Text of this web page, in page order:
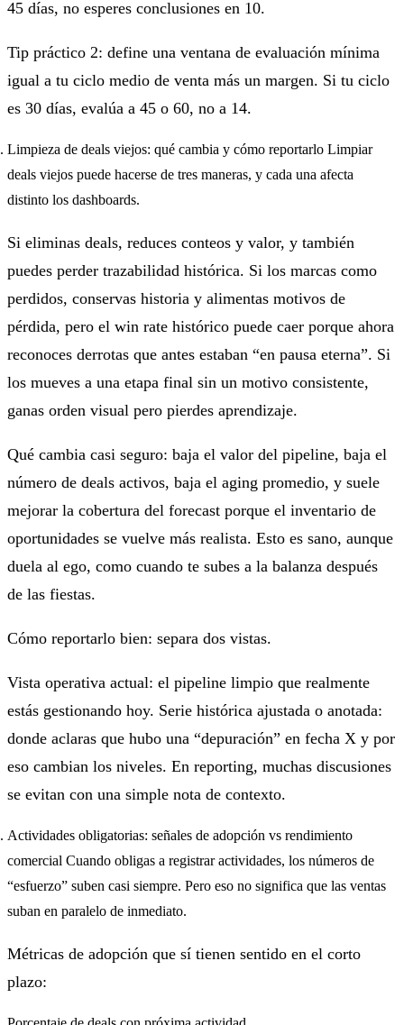
45 días, no esperes conclusiones en 10.
Tip práctico 2: define una ventana de evaluación mínima
igual a tu ciclo medio de venta más un margen. Si tu ciclo
es 30 días, evalúa a 45 o 60, no a 14.
Limpieza de deals viejos: qué cambia y cómo reportarlo Limpiar
deals viejos puede hacerse de tres maneras, y cada una afecta
distinto los dashboards.
Si eliminas deals, reduces conteos y valor, y también
puedes perder trazabilidad histórica. Si los marcas como
perdidos, conservas historia y alimentas motivos de
pérdida, pero el win rate histórico puede caer porque ahora
reconoces derrotas que antes estaban “en pausa eterna”. Si
los mueves a una etapa final sin un motivo consistente,
ganas orden visual pero pierdes aprendizaje.
Qué cambia casi seguro: baja el valor del pipeline, baja el
número de deals activos, baja el aging promedio, y suele
mejorar la cobertura del forecast porque el inventario de
oportunidades se vuelve más realista. Esto es sano, aunque
duela al ego, como cuando te subes a la balanza después
de las fiestas.
Cómo reportarlo bien: separa dos vistas.
Vista operativa actual: el pipeline limpio que realmente
estás gestionando hoy. Serie histórica ajustada o anotada:
donde aclaras que hubo una “depuración” en fecha X y por
eso cambian los niveles. En reporting, muchas discusiones
se evitan con una simple nota de contexto.
Actividades obligatorias: señales de adopción vs rendimiento
comercial Cuando obligas a registrar actividades, los números de
“esfuerzo” suben casi siempre. Pero eso no significa que las ventas
suban en paralelo de inmediato.
Métricas de adopción que sí tienen sentido en el corto
plazo: